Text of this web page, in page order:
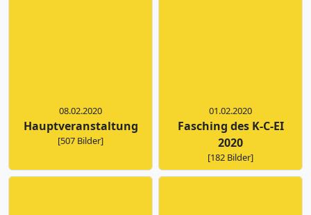
08.02.2020
Hauptveranstaltung
[507 Bilder]
01.02.2020
Fasching des K-C-EI
2020
[182 Bilder]